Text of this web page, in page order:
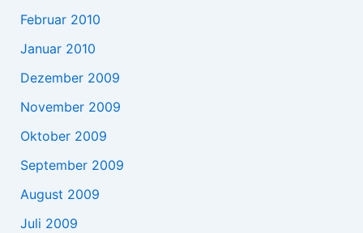
Februar 2010
Januar 2010
Dezember 2009
November 2009
Oktober 2009
September 2009
August 2009
Juli 2009